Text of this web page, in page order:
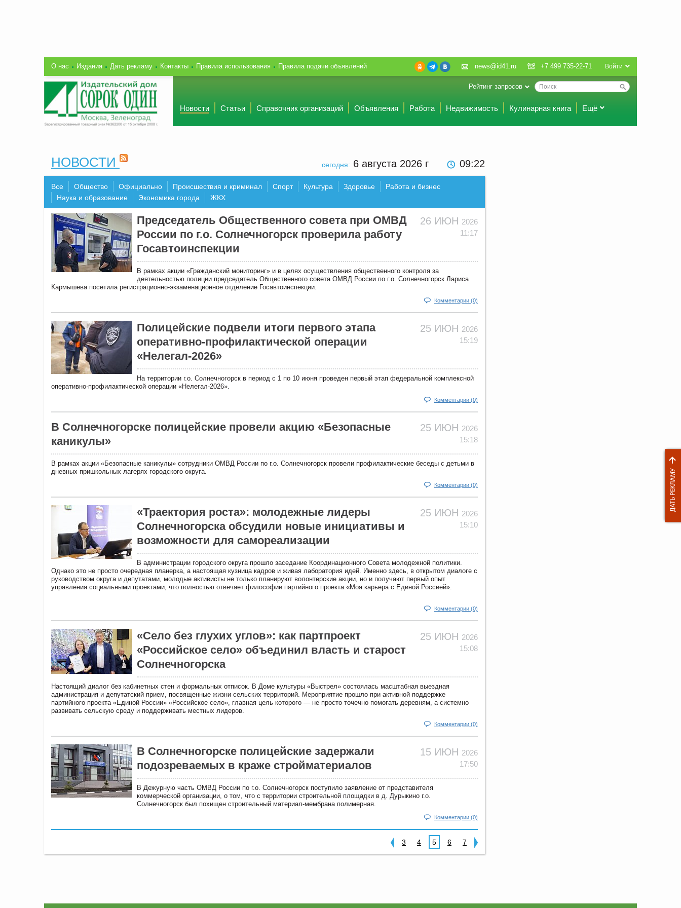
О нас Издания Дать рекламу Контакты Правила использования Правила подачи объявлений Войти
news@id41.ru +7 499 735-22-71
Рейтинг запросов
Новости Статьи Справочник организаций Объявления Работа Недвижимость Кулинарная книга Ещё
сегодня: 6 августа 2026 г 09 22
НОВОСТИ
Все Общество Официально Происшествия и криминал Спорт Культура Здоровье
Работа и бизнес
Наука и образование
Экономика города ЖКХ
26 ИЮН 2026
11:17
Председатель Общественного совета при ОМВД
России по г.о. Солнечногорск проверила работу
Госавтоинспекции
В рамках акции «Гражданский мониторинг» и в целях осуществления общественного контроля за
деятельностью полиции председатель Общественного совета ОМВД России по г.о. Солнечногорск Лариса
Кармышева посетила регистрационно-экзаменационное отделение Госавтоинспекции.
Комментарии (0)
25 ИЮН 2026
15:19
Полицейские подвели итоги первого этапа
оперативно-профилактической операции
«Нелегал-2026»
На территории г.о. Солнечногорск в период с 1 по 10 июня проведен первый этап федеральной комплексной
оперативно-профилактической операции «Нелегал-2026».
Комментарии (0)
25 ИЮН 2026
15:18
В Солнечногорске полицейcкие провели акцию «Безопасные
каникулы»
В рамках акции «Безопасные каникулы» сотрудники ОМВД России по г.о. Солнечногорск провели профилактические беседы с детьми в
дневных пришкольных лагерях городского округа.
Комментарии (0)
25 ИЮН 2026
15:10
«Траектория роста»: молодежные лидеры
Солнечногорска обсудили новые инициативы и
возможности для самореализации
В администрации городского округа прошло заседание Координационного Совета молодежной политики.
Однако это не просто очередная планерка, а настоящая кузница кадров и живая лаборатория идей. Именно здесь, в открытом диалоге с
руководством округа и депутатами, молодые активисты не только планируют волонтерские акции, но и получают первый опыт
управления социальными проектами, что полностью отвечает философии партийного проекта «Моя карьера с Единой Россией».
Комментарии (0)
25 ИЮН 2026
15:08
«Село без глухих углов»: как партпроект
«Российское село» объединил власть и старост
Солнечногорска
Настоящий диалог без кабинетных стен и формальных отписок. В Доме культуры «Выстрел» состоялась масштабная выездная
администрация и депутатский прием, посвященные жизни сельских территорий. Мероприятие прошло при активной поддержке
партийного проекта «Единой России» «Российское село», главная цель которого — не просто точечно помогать деревням, а системно
развивать сельскую среду и поддерживать местных лидеров.
Комментарии (0)
15 ИЮН 2026
17:50
В Солнечногорске полицейские задержали
подозреваемых в краже стройматериалов
В Дежурную часть ОМВД России по г.о. Солнечногорск поступило заявление от представителя
коммерческой организации, о том, что с территории строительной площадки в д. Дурыкино г.о.
Солнечногорск был похищен строительный материал-мембрана полимерная.
Комментарии (0)
3 4 5 6 7